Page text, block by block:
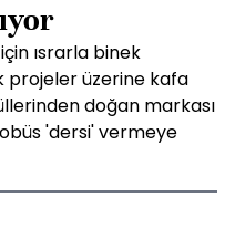
ısrarla binek
projeler üzerine kafa
doğan markası
'dersi' vermeye